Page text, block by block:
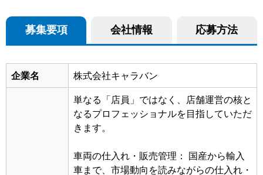
募集要項 会社情報 応募方法
企業名 株式会社キャラバン
単なる「店員」ではなく、店舗運営の核と
なるプロフェッショナルを目指していただ
きます。
車両の仕入れ・販売管理： 国産から輸入
車まで、市場動向を読みながらの仕入れ・